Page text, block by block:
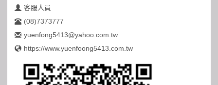
客服人員
(08)7373777
yuenfong5413@yahoo.com.tw
https://www.yuenfoong5413.com.tw